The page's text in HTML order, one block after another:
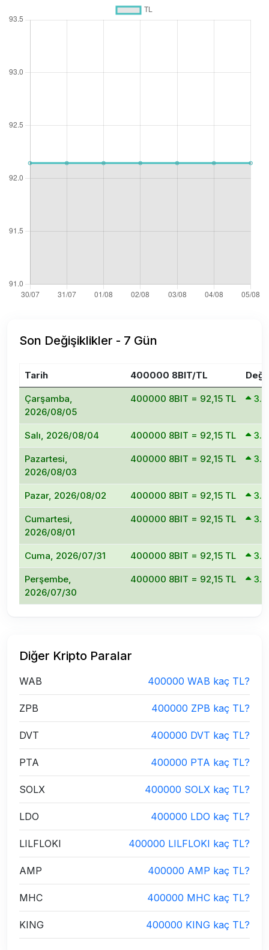
Son Değişiklikler - 7 Gün
Tarih 400000 8BIT/TL
Çarşamba,
2026/08/05
400000 8BIT = 92,15 TL
Salı, 2026/08/04 400000 8BIT = 92,15 TL
Pazartesi,
2026/08/03
400000 8BIT = 92,15 TL
Pazar, 2026/08/02 400000 8BIT = 92,15 TL
Cumartesi,
2026/08/01
400000 8BIT = 92,15 TL
Cuma, 2026/07/31 400000 8BIT = 92,15 TL
Perşembe,
2026/07/30
400000 8BIT = 92,15 TL
Diğer Kripto Paralar
WAB 400000 WAB kaç TL?
ZPB 400000 ZPB kaç TL?
DVT 400000 DVT kaç TL?
PTA 400000 PTA kaç TL?
SOLX 400000 SOLX kaç TL?
LDO 400000 LDO kaç TL?
LILFLOKI 400000 LILFLOKI kaç TL?
AMP 400000 AMP kaç TL?
MHC 400000 MHC kaç TL?
KING 400000 KING kaç TL?